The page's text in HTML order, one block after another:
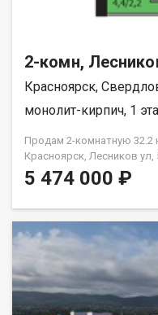
2-комн,
Красноярск,
монолит-кирпич, 1
Продам 2-комнатную 32.2
Красноярск, Лесников ул,
5 474 000 ₽